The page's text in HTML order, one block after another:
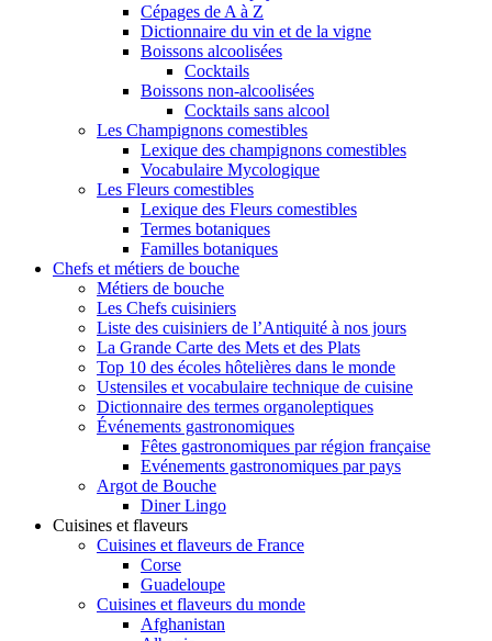
Cépages de A à Z
Dictionnaire du vin et de la vigne
Boissons alcoolisées
Cocktails
Boissons non-alcoolisées
Cocktails sans alcool
Les Champignons comestibles
Lexique des champignons comestibles
Vocabulaire Mycologique
Les Fleurs comestibles
Lexique des Fleurs comestibles
Termes botaniques
Familles botaniques
Chefs et métiers de bouche
Métiers de bouche
Les Chefs cuisiniers
Liste des cuisiniers de l’Antiquité à nos jours
La Grande Carte des Mets et des Plats
Top 10 des écoles hôtelières dans le monde
Ustensiles et vocabulaire technique de cuisine
Dictionnaire des termes organoleptiques
Événements gastronomiques
Fêtes gastronomiques par région française
Evénements gastronomiques par pays
Argot de Bouche
Diner Lingo
Cuisines et flaveurs
Cuisines et flaveurs de France
Corse
Guadeloupe
Cuisines et flaveurs du monde
Afghanistan